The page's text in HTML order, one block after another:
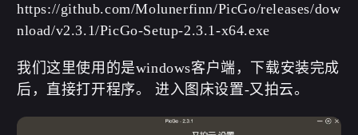
https://github.com/Molunerfinn/PicGo/releases/dow
nload/v2.3.1/PicGo-Setup-2.3.1-x64.exe
我们这里使用的是windows客户端，下载安装完成
后，直接打开程序。 进入图床设置-又拍云。